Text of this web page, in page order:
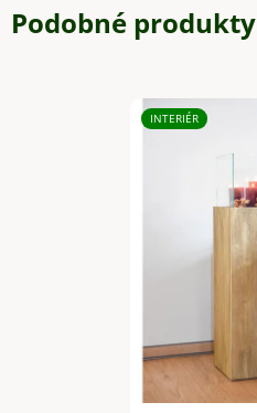
Podobné produkty
INTERIÉR